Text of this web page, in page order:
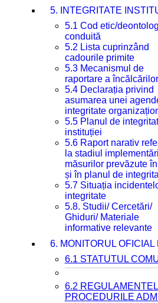
5. INTEGRITATE
5.1 Cod etic/
conduită
5.2 Lista cuprinzând
cadourile primite
5.3 Mecanismul de
raportare a
5.4 Declarația privind
asumarea unei
integritate
5.5 Planul de
instituției
5.6 Raport narativ
la stadiul
măsurilor prevăzute
și în planul de
5.7 Situația
integritate
5.8. Studii/ Cercetări/
Ghiduri/ Materiale
informative relevante
6. MONITORUL OFICIAL
6.1 STATUTUL
6.2
PROCEDURILE